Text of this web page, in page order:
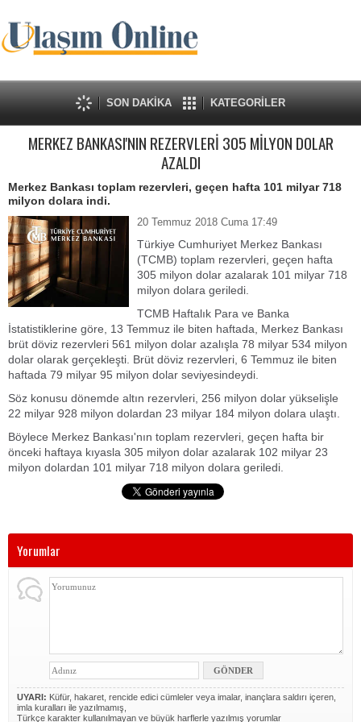
SON DAKİKA KATEGORİLER
MERKEZ BANKASI'NIN REZERVLERİ 305 MİLYON DOLAR
AZALDI
Merkez Bankası toplam rezervleri, geçen hafta 101 milyar 718
milyon dolara indi.
20 Temmuz 2018 Cuma 17:49
Türkiye Cumhuriyet Merkez Bankası
(TCMB) toplam rezervleri, geçen hafta
305 milyon dolar azalarak 101 milyar 718
milyon dolara geriledi.
TCMB Haftalık Para ve Banka
İstatistiklerine göre, 13 Temmuz ile biten haftada, Merkez Bankası
brüt döviz rezervleri 561 milyon dolar azalışla 78 milyar 534 milyon
dolar olarak gerçekleşti. Brüt döviz rezervleri, 6 Temmuz ile biten
haftada 79 milyar 95 milyon dolar seviyesindeydi.
Söz konusu dönemde altın rezervleri, 256 milyon dolar yükselişle
22 milyar 928 milyon dolardan 23 milyar 184 milyon dolara ulaştı.
Böylece Merkez Bankası'nın toplam rezervleri, geçen hafta bir
önceki haftaya kıyasla 305 milyon dolar azalarak 102 milyar 23
milyon dolardan 101 milyar 718 milyon dolara geriledi.
Yorumlar
UYARI: Küfür, hakaret, rencide edici cümleler veya imalar, inançlara saldırı içeren,
imla kuralları ile yazılmamış,
Türkçe karakter kullanılmayan ve büyük harflerle yazılmış yorumlar